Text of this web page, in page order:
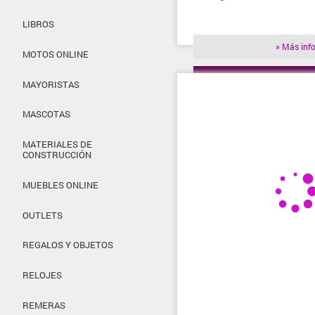
LIBROS
MOTOS ONLINE
MAYORISTAS
MASCOTAS
MATERIALES DE
CONSTRUCCIÓN
MUEBLES ONLINE
OUTLETS
REGALOS Y OBJETOS
RELOJES
REMERAS
» Más info